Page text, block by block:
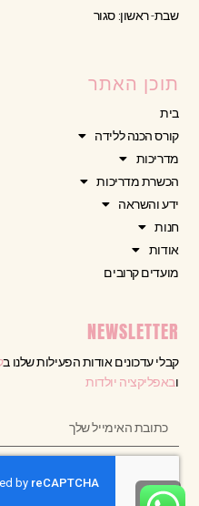
שבת- ראשון: סגור
תוכן האתר
בית
קורס הכנה ללידה
מדריכות
הכשרת מדריכות
ידע והשראה
חנות
אודות
מועדים קרובים
NEWSLETTER
קבלי עדכונים אודות הפעילות שלנו ב
ובאפליקציה יולדות